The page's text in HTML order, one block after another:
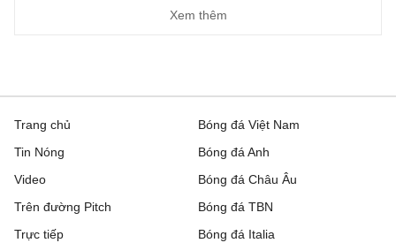
3 - 0
1 - 3 St. Gallen
Debrecen 0 - 3 FC Copenhagen
Xem thêm
Trang chủ
Tin Nóng
Video
Trên đường Pitch
Trực tiếp
Bóng đá Việt Nam
Bóng đá Anh
Bóng đá Châu Âu
Bóng đá TBN
Bóng đá Italia